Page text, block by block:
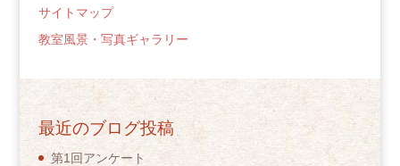
サイトマップ
教室風景・写真ギャラリー
最近のブログ投稿
第1回アンケート